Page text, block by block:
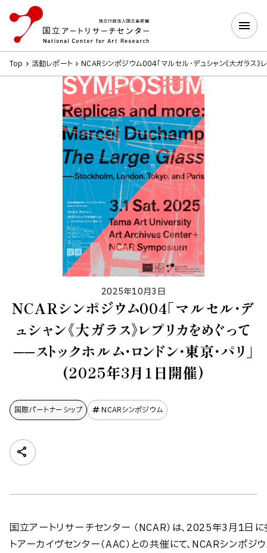
Top 活動レポート NCARシンポジウム004「マルセル・デュシャン《大ガラス
2025年10月3日
NCARシンポジウム004「マルセル・デ
ュシャン《大ガラス》レプリカをめぐって
──ストックホルム・ロンドン・東京・パリ」
(2025年3月1日開催)
国際パートナーシップ NCARシンポジウム
国立アートリサーチセンター （NCAR）は、2025年3月1日
トアーカイヴセンター（AAC）との共催にて、NCARシンポジ